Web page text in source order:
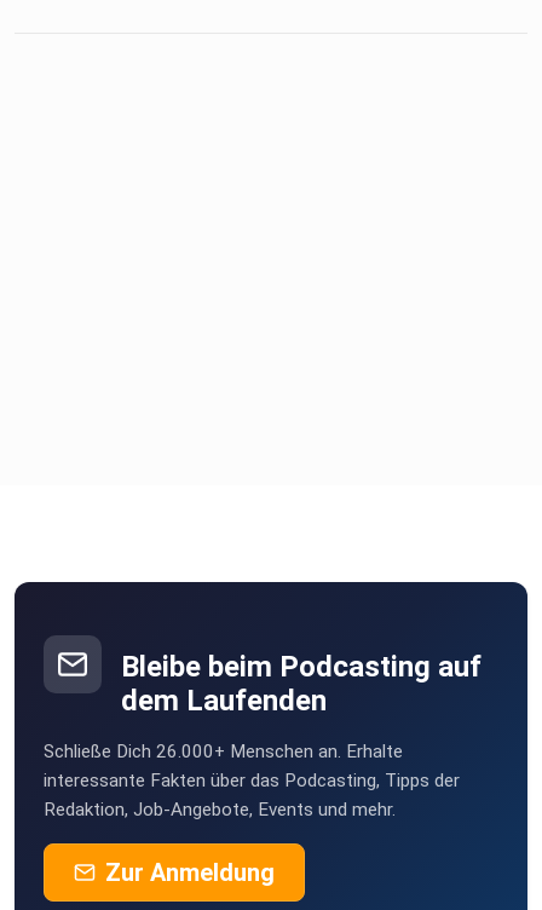
Bleibe beim Podcasting auf
dem Laufenden
Schließe Dich 26.000+ Menschen an. Erhalte
interessante Fakten über das Podcasting, Tipps der
Redaktion, Job-Angebote, Events und mehr.
Zur Anmeldung